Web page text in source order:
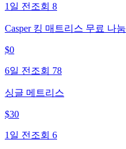
1일 전 조회 8
Casper 킹 매트리스 무료 나눔
$0
6일 전 조회 78
싱글 메트리스
$30
1일 전 조회 6